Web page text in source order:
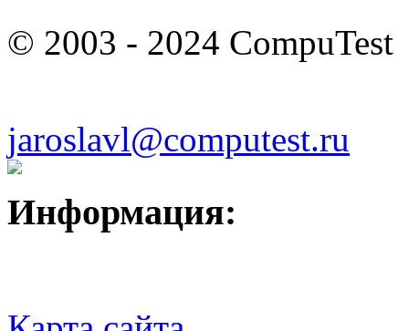
© 2003 - 2024 CompuTest
jaroslavl@computest.ru
Информация: